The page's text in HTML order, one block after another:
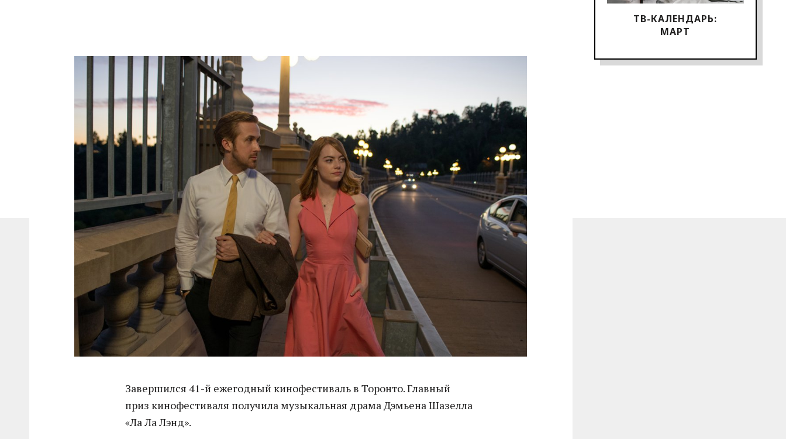
ТВ-КАЛЕНДАРЬ:
МАРТ
Завершился 41-й ежегодный кинофестиваль в Торонто. Главный
приз кинофестиваля получила музыкальная драма Дэмьена Шазелла
«Ла Ла Лэнд».